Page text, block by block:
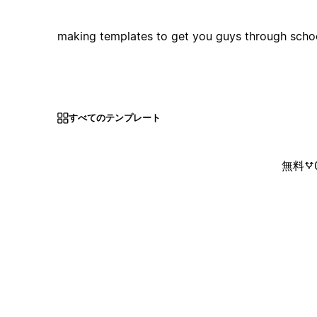
making templates to get you guys through
すべてのテンプレート
無料